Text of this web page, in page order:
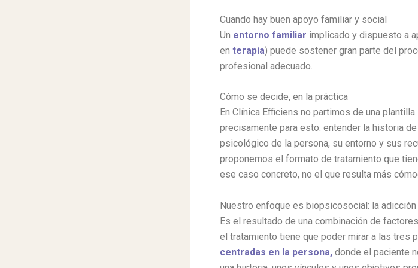
Cuando hay buen apoyo familiar y social
Un entorno familiar implicado y dispuesto a
en terapia) puede sostener gran parte del
profesional adecuado.
Cómo se decide, en la práctica
En Clínica Efficiens no partimos de una
precisamente para esto: entender la historia
psicológico de la persona, su entorno y sus
proponemos el formato de tratamiento que
ese caso concreto, no el que resulta más
Nuestro enfoque es biopsicosocial: la adicción
Es el resultado de una combinación de
el tratamiento tiene que poder mirar a las tres
centradas en la persona, donde el paciente